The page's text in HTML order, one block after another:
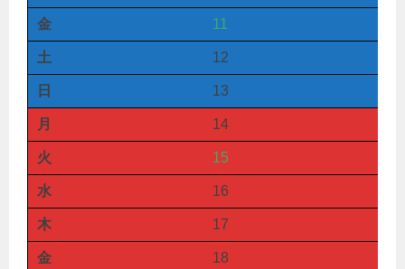
金 11
土 12
日 13
月 14
火 15
水 16
木 17
金 18